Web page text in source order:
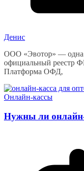
Денис
ООО «Эвотор» — одна
официальный реестр
Платформа ОФД,
Онлайн-кассы
Нужны ли онлайн-